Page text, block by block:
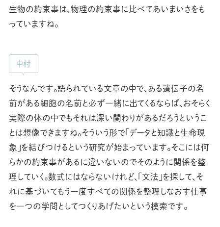
生物の約束事は、物理の約束事に比べてあいまいさをも
っていますね。
中村
そうなんです。語られている文章の中で、ある遺伝子の名
前がある細胞の名前と必ず一緒に出てくるならば、おそらく
実際の体の中でもそれは深い関わりがあるだろうというこ
とは想像できますね。そういう形で「データと知識と生命現
象」を結びつけるという研究が始まっています。そこには何
らかの約束事があるに違いないのでそのように関係を整
理していく。数式にはならないけれど、「文法」を探して、そ
れに基づいてもう一度すべての関係を整理しなおす仕事
を一つの学問としてつくりあげたいという模索です。